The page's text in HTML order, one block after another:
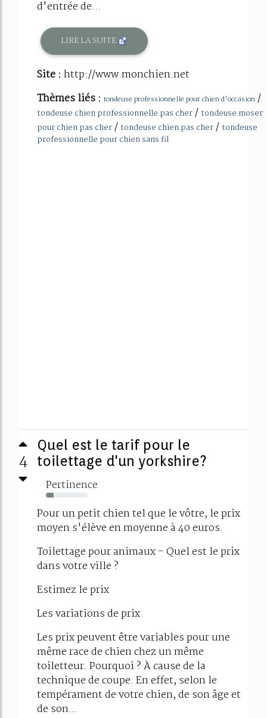
d'entrée de...
LIRE LA SUITE
Site : http://www.monchien.net
Thèmes liés : tondeuse professionnelle pour chien d'occasion /
tondeuse chien professionnelle pas cher/ tondeuse moser
pour chien pas cher/ tondeuse chien pas cher/ tondeuse
professionnelle pour chien sans fil
4
Quel est le tarif pour le
toilettage d'un yorkshire?
Pertinence
18%
Pour un petit chien tel que le vôtre, le prix
moyen s'élève en moyenne à 40 euros.
Toilettage pour animaux - Quel est le prix
dans votre ville ?
Estimez le prix
Les variations de prix
Les prix peuvent être variables pour une
même race de chien chez un même
toiletteur. Pourquoi ? À cause de la
technique de coupe. En effet, selon le
tempérament de votre chien, de son âge et
de son...